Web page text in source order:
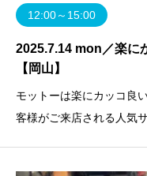
12:00～15:00
2025.7.14 mon／楽に
【岡山】
モットーは楽にカッコ良
客様がご来店される人気